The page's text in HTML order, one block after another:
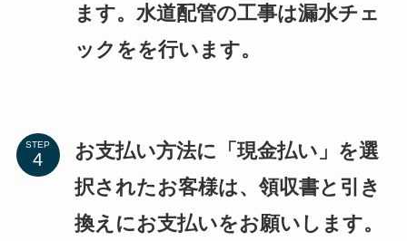
ます。水道配管の工事は漏水チェ
ックをを行います。
STEP
お支払い方法に「現金払い」を選
択されたお客様は、領収書と引き
換えにお支払いをお願いします。